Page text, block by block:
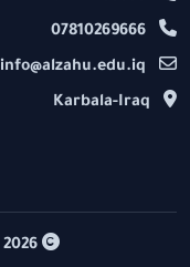
07810269666
info@alzahu.edu.iq
Karbala-Iraq
2026